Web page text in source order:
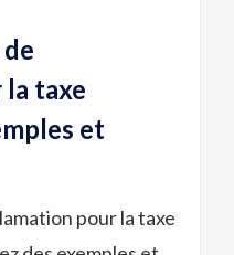
taxe
et
pour la taxe